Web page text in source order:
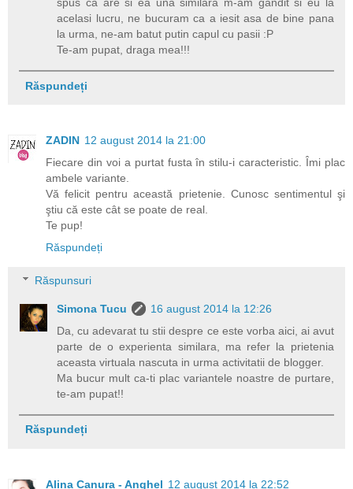
spus ca are si ea una similara m-am gandit si eu la
acelasi lucru, ne bucuram ca a iesit asa de bine pana
la urma, ne-am batut putin capul cu pasii :P
Te-am pupat, draga mea!!!
Răspundeți
ZADIN 12 august 2014 la 21:00
Fiecare din voi a purtat fusta în stilu-i caracteristic. Îmi plac
ambele variante.
Vă felicit pentru această prietenie. Cunosc sentimentul şi
ştiu că este cât se poate de real.
Te pup!
Răspundeți
Răspunsuri
Simona Tucu
16 august 2014 la 12:26
Da, cu adevarat tu stii despre ce este vorba aici, ai avut
parte de o experienta similara, ma refer la prietenia
aceasta virtuala nascuta in urma activitatii de blogger.
Ma bucur mult ca-ti plac variantele noastre de purtare,
te-am pupat!!
Răspundeți
Alina Canura - Anghel 12 august 2014 la 22:52